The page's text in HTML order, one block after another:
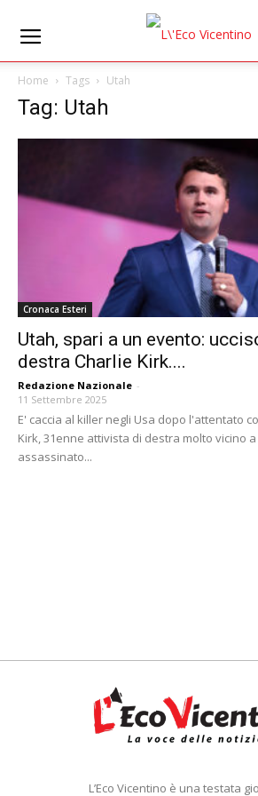
Home Tags Utah
Tag: Utah
Cronaca Esteri
Utah, spari a un evento:
destra Charlie Kirk....
Redazione Nazionale -
11 Settembre 2025
E' caccia al killer negli Usa dopo l'attentato
Kirk, 31enne attivista di destra molto vicino
assassinato...
L’Eco Vicentino è una testata